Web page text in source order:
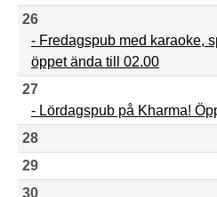
26
- Fredagspub med karaoke,
öppet ända till 02.00
27
- Lördagspub på Kharma!
28
29
30